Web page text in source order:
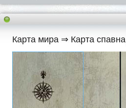
Карта мира ⇒ Карта спавна